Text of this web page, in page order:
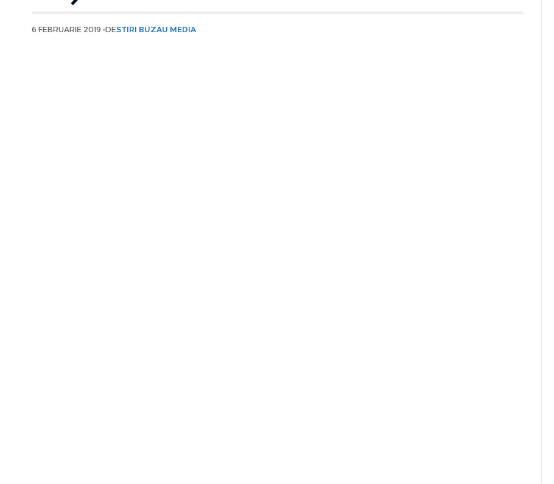
6 FEBRUARIE 2019 DESTIRI BUZAU MEDIA